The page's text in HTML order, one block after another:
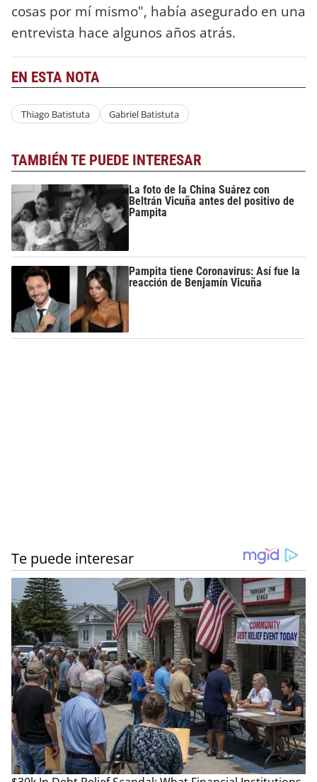
cosas por mí mismo", había asegurado en una
entrevista hace algunos años atrás.
EN ESTA NOTA
Thiago Batistuta Gabriel Batistuta
TAMBIÉN TE PUEDE INTERESAR
La foto de la China Suárez con
Beltrán Vicuña antes del positivo de
Pampita
Pampita tiene Coronavirus: Así fue la
reacción de Benjamín Vicuña